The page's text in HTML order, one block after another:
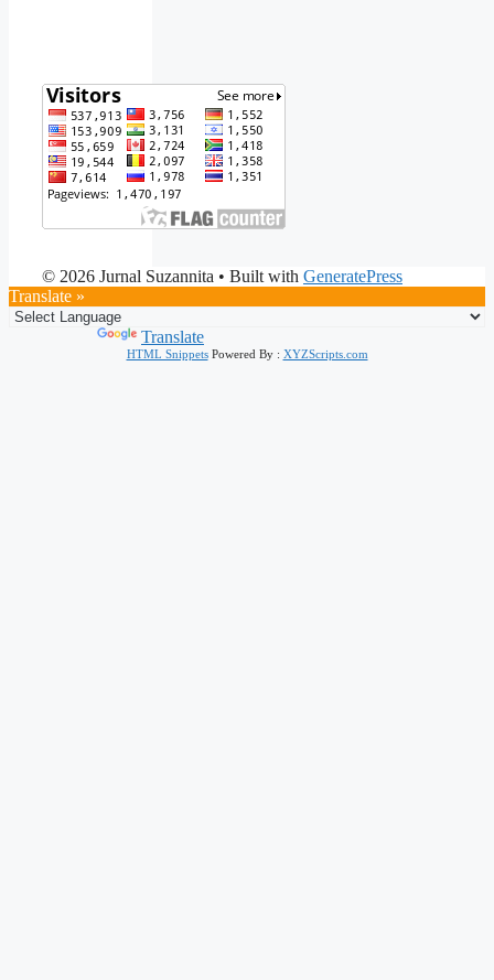
© 2026 Jurnal Suzannita • Built with GeneratePress
Translate »
Translate
HTML SnippetsPowered By : XYZScripts.com